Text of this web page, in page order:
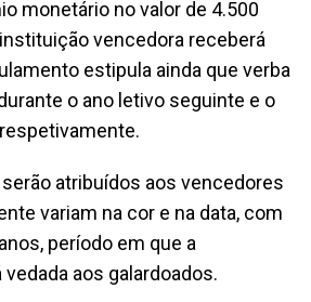
monetário no valor de 4.500
vencedora receberá
estipula ainda que verba
o ano letivo seguinte e o
atribuídos aos vencedores
variam na cor e na data, com
período em que a
aos galardoados.